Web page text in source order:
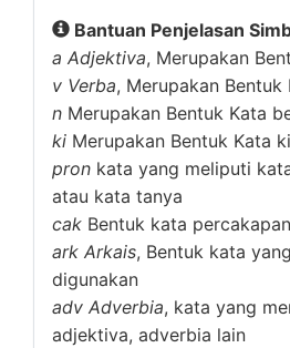
Bantuan Penjelasan
a Adjektiva, Merupakan
v Verba, Merupakan Bentuk
n Merupakan Bentuk Kata
ki Merupakan Bentuk Kata
pron kata yang meliputi
atau kata tanya
cak Bentuk kata
ark Arkais, Bentuk kata
digunakan
adv Adverbia, kata yang
adjektiva, adverbia lain